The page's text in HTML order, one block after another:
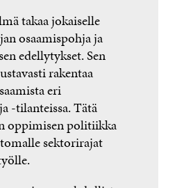
takaa jokaiselle
osaamispohja ja
edellytykset. Sen
rakentaa
eri
-tilanteissa. Tätä
oppimisen politiikka
sektorirajat